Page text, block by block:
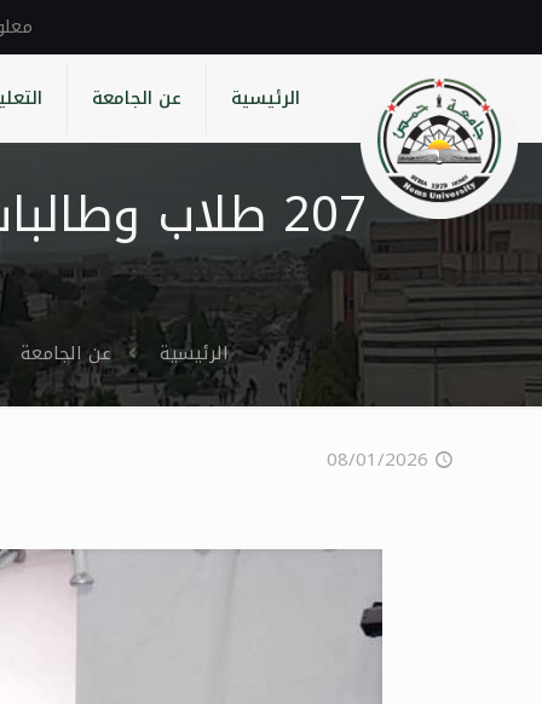
الرئيسية عن الجامعة
207 طلاب
الرئيسية عن الجامعة
08/01/2026